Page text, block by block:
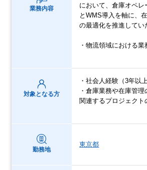
業務内容
において、倉庫オペ
とWMS導入を軸に、
の最適化を推進してい
・物流領域における
対象となる方
・社会人経験（3年以上
・倉庫業務や在庫管
関連するプロジェクト
勤務地
東京都